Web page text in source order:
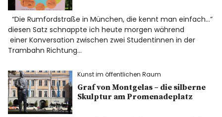
“Die Rumfordstraße in München, die kennt man einfach…”
diesen Satz schnappte ich heute morgen während
einer Konversation zwischen zwei Studentinnen in der
Trambahn Richtung…
Kunst im öffentlichen Raum
Graf von Montgelas – die silberne
Skulptur am Promenadeplatz